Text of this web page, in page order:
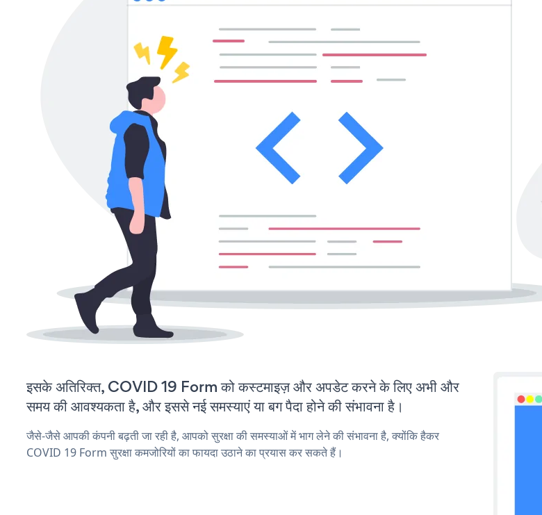
इसके अतिरिक्त, COVID 19 Form को कस्टमाइज़ और अपडेट करने के लिए अभी और
समय की आवश्यकता है, और इससे नई समस्याएं या बग पैदा होने की संभावना है।
जैसे-जैसे आपकी कंपनी बढ़ती जा रही है, आपको सुरक्षा की समस्याओं में भाग लेने की संभावना है, क्योंकि हैकर
COVID 19 Form सुरक्षा कमजोरियों का फायदा उठाने का प्रयास कर सकते हैं।